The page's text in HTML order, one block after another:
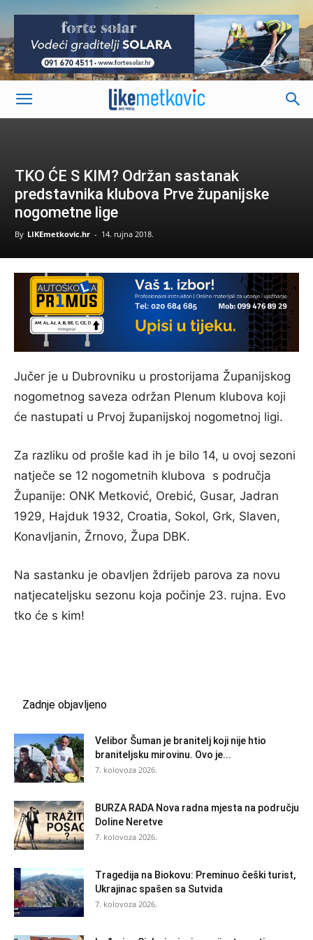
-
TKO ĆE S KIM? Održan sastanak
predstavnika klubova Prve županijske
nogometne lige
By LIKEmetkovic.hr - 14. rujna 2018.
Jučer je u Dubrovniku u prostorijama Županijskog
nogometnog saveza održan Plenum klubova koji
će nastupati u Prvoj županijskoj nogometnoj ligi.
Za razliku od prošle kad ih je bilo 14, u ovoj sezoni
natječe se 12 nogometnih klubova s područja
Županije: ONK Metković, Orebić, Gusar, Jadran
1929, Hajduk 1932, Croatia, Sokol, Grk, Slaven,
Konavljanin, Žrnovo, Župa DBK.
Na sastanku je obavljen ždrijeb parova za novu
natjecateljsku sezonu koja počinje 23. rujna. Evo
tko će s kim!
Zadnje objavljeno
Velibor Šuman je branitelj koji nije htio
braniteljsku mirovinu. Ovo je...
7. kolovoza 2026.
BURZA RADA Nova radna mjesta na području
Doline Neretve
7. kolovoza 2026.
Tragedija na Biokovu: Preminuo češki turist,
Ukrajinac spašen sa Sutvida
7. kolovoza 2026.